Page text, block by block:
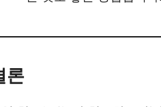
론